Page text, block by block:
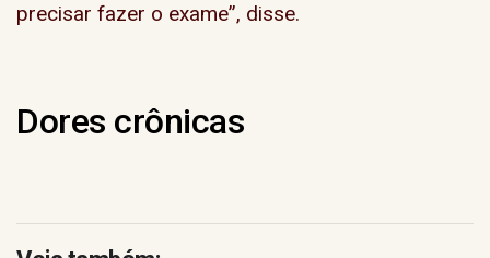
precisar fazer o exame”, disse.
Dores crônicas